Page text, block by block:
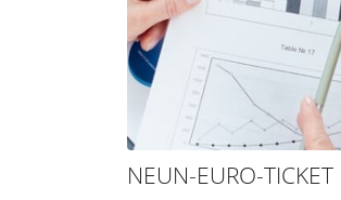
NEUN-EURO-TICKET